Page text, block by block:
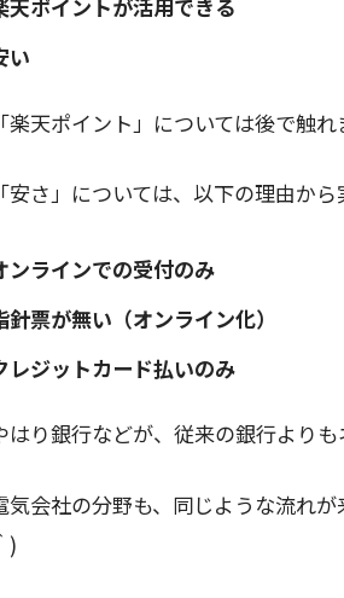
天ポイントが活用できる
い
「楽天ポイント」については後で触
「安さ」については、以下の理由か
ンラインでの受付のみ
針票が無い（オンライン化）
レジットカード払いのみ
はり銀行などが、従来の銀行より
気会社の分野も、同じような流れ
)